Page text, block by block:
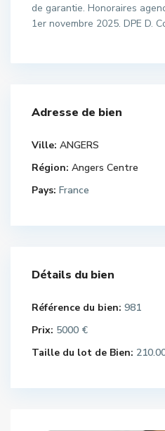
de garantie. Honoraires
1er novembre 2025. DPE D.
Adresse de bien
Ville: ANGERS
Région: Angers Centre
Pays: France
Détails du bien
Référence du bien: 981
Prix: 5000 €
Taille du lot de Bien: